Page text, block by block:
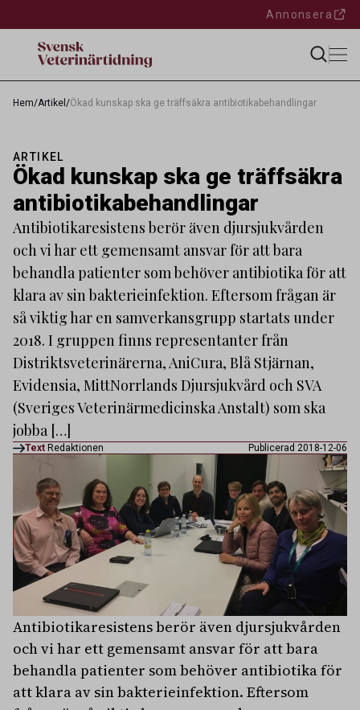
Annonsera
Hem/Artikel /Ökad kunskap ska ge träffsäkra antibiotikabehandlingar
ARTIKEL
Ökad kunskap ska ge träffsäkra
antibiotikabehandlingar
Antibiotikaresistens berör även djursjukvården
och vi har ett gemensamt ansvar för att bara
behandla patienter som behöver antibiotika för att
klara av sin bakterieinfektion. Eftersom frågan är
så viktig har en samverkansgrupp startats under
2018. I gruppen finns representanter från
Distriktsveterinärerna, AniCura, Blå Stjärnan,
Evidensia, MittNorrlands Djursjukvård och SVA
(Sveriges Veterinärmedicinska Anstalt) som ska
jobba […]
Text Redaktionen Publicerad 2018-12-06
Antibiotikaresistens berör även djursjukvården
och vi har ett gemensamt ansvar för att bara
behandla patienter som behöver antibiotika för
att klara av sin bakterieinfektion. Eftersom